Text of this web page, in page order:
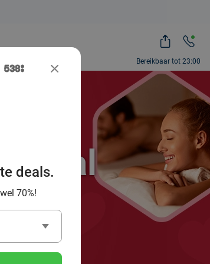
Bereikbaar tot 23:00
Deal
deals.
70%!